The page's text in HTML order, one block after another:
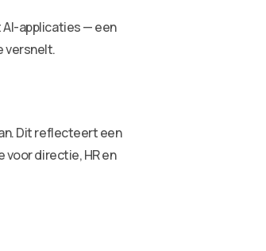
applicaties — een
versnelt.
Dit reflecteert een
directie, HR en